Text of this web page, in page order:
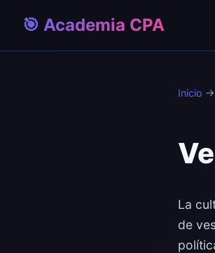
🎯 Academia CPA
Inicio →
La
de